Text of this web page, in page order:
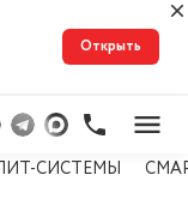
Открыть
СИСТЕМЫ